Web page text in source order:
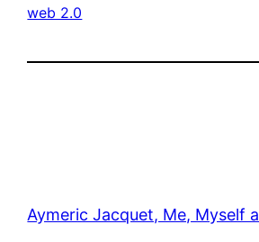
web 2.0
Aymeric Jacquet, Me, Myself